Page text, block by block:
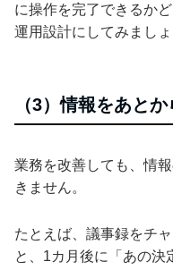
に操作を完了できるか
運用設計にしてみましょ
（3）情報をあと
業務を改善しても、情
きません。
たとえば、議事録をチ
と、1カ月後に「あの決